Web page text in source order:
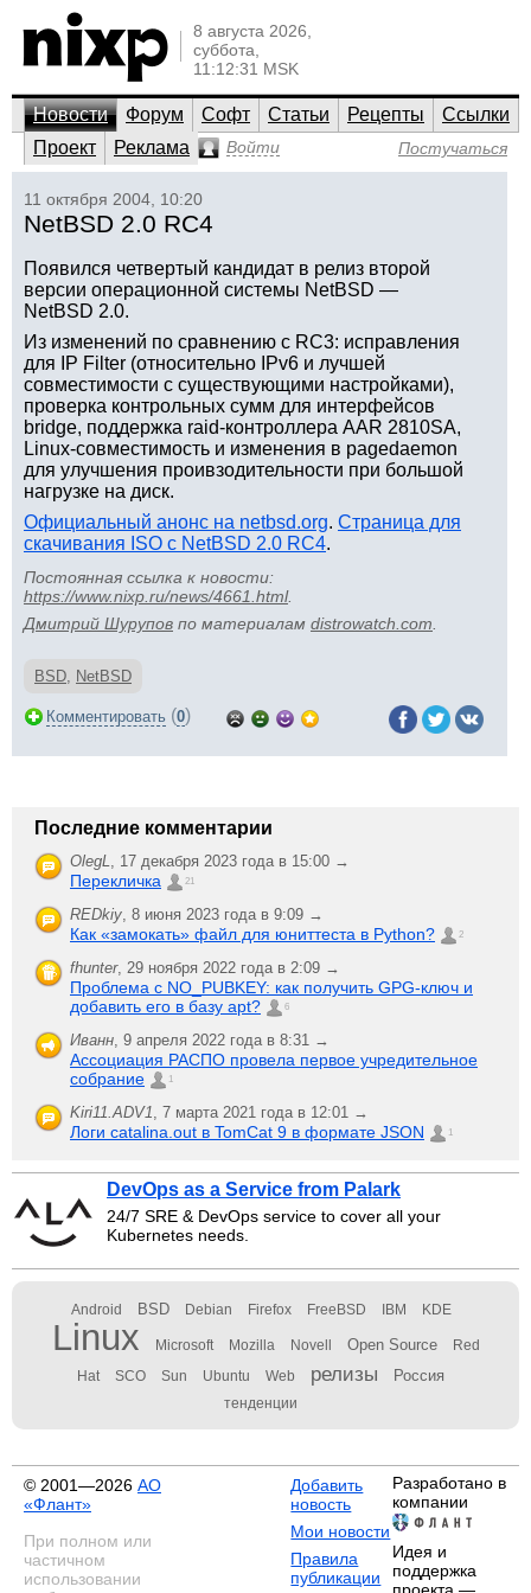
8 августа 2026,
суббота,
11:12:31 MSK
Новости Форум Софт Статьи Рецепты
Ссылки
Проект
Реклама Войти Постучаться
11 октября 2004, 10:20
NetBSD 2.0 RC4
Появился четвертый кандидат в релиз второй
версии операционной системы NetBSD —
NetBSD 2.0.
Из изменений по сравнению с RC3: исправления
для IP Filter (относительно IPv6 и лучшей
совместимости с существующими настройками),
проверка контрольных сумм для интерфейсов
bridge, поддержка raid-контроллера AAR 2810SA,
Linux-совместимость и изменения в pagedaemon
для улучшения проивзодительности при большой
нагрузке на диск.
Официальный анонс на netbsd.org. Страница для
скачивания ISO с NetBSD 2.0 RC4.
Постоянная ссылка к новости:
https://www.nixp.ru/news/4661.html.
Дмитрий Шурупов по материалам distrowatch.com
BSD, NetBSD
Комментировать (0)
Последние комментарии
OlegL, 17 декабря 2023 года в 15:00 →
Перекличка 21
REDkiy, 8 июня 2023 года в 9:09 →
Как «замокать» файл для юниттеста в Python? 2
fhunter, 29 ноября 2022 года в 2:09 →
Проблема с NO_PUBKEY: как получить GPG-ключ и
добавить его в базу apt?
6
Иванн, 9 апреля 2022 года в 8:31 →
Ассоциация РАСПО провела первое учредительное
собрание
1
Kiri11.ADV1, 7 марта 2021 года в 12:01 →
Логи catalina.out в TomCat 9 в формате JSON 1
DevOps as a Service from Palark
24/7 SRE & DevOps service to cover all your
Kubernetes needs.
Android BSD Debian Firefox FreeBSD IBM KDE
Linux Microsoft Mozilla Novell Open Source Red
Hat SCO Sun Ubuntu Web релизы Россия
тенденции
© 2001—2026 АО
«Флант»
При полном или
частичном
использовании
Добавить
новость
Мои новости
Правила
публикации
Разработано в
компании
Идея и
поддержка